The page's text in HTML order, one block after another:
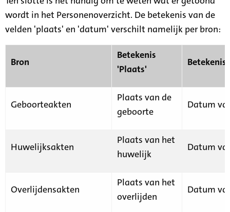
wordt in het Personenoverzicht. De betekenis van de
velden 'plaats' en 'datum' verschilt namelijk per bron:
Bron
Betekenis
'Plaats'
Geboorteakten
Plaats van de
geboorte
Datum
Huwelijksakten
Plaats van het
huwelijk
Datum
Overlijdensakten
Plaats van het
overlijden
Datum